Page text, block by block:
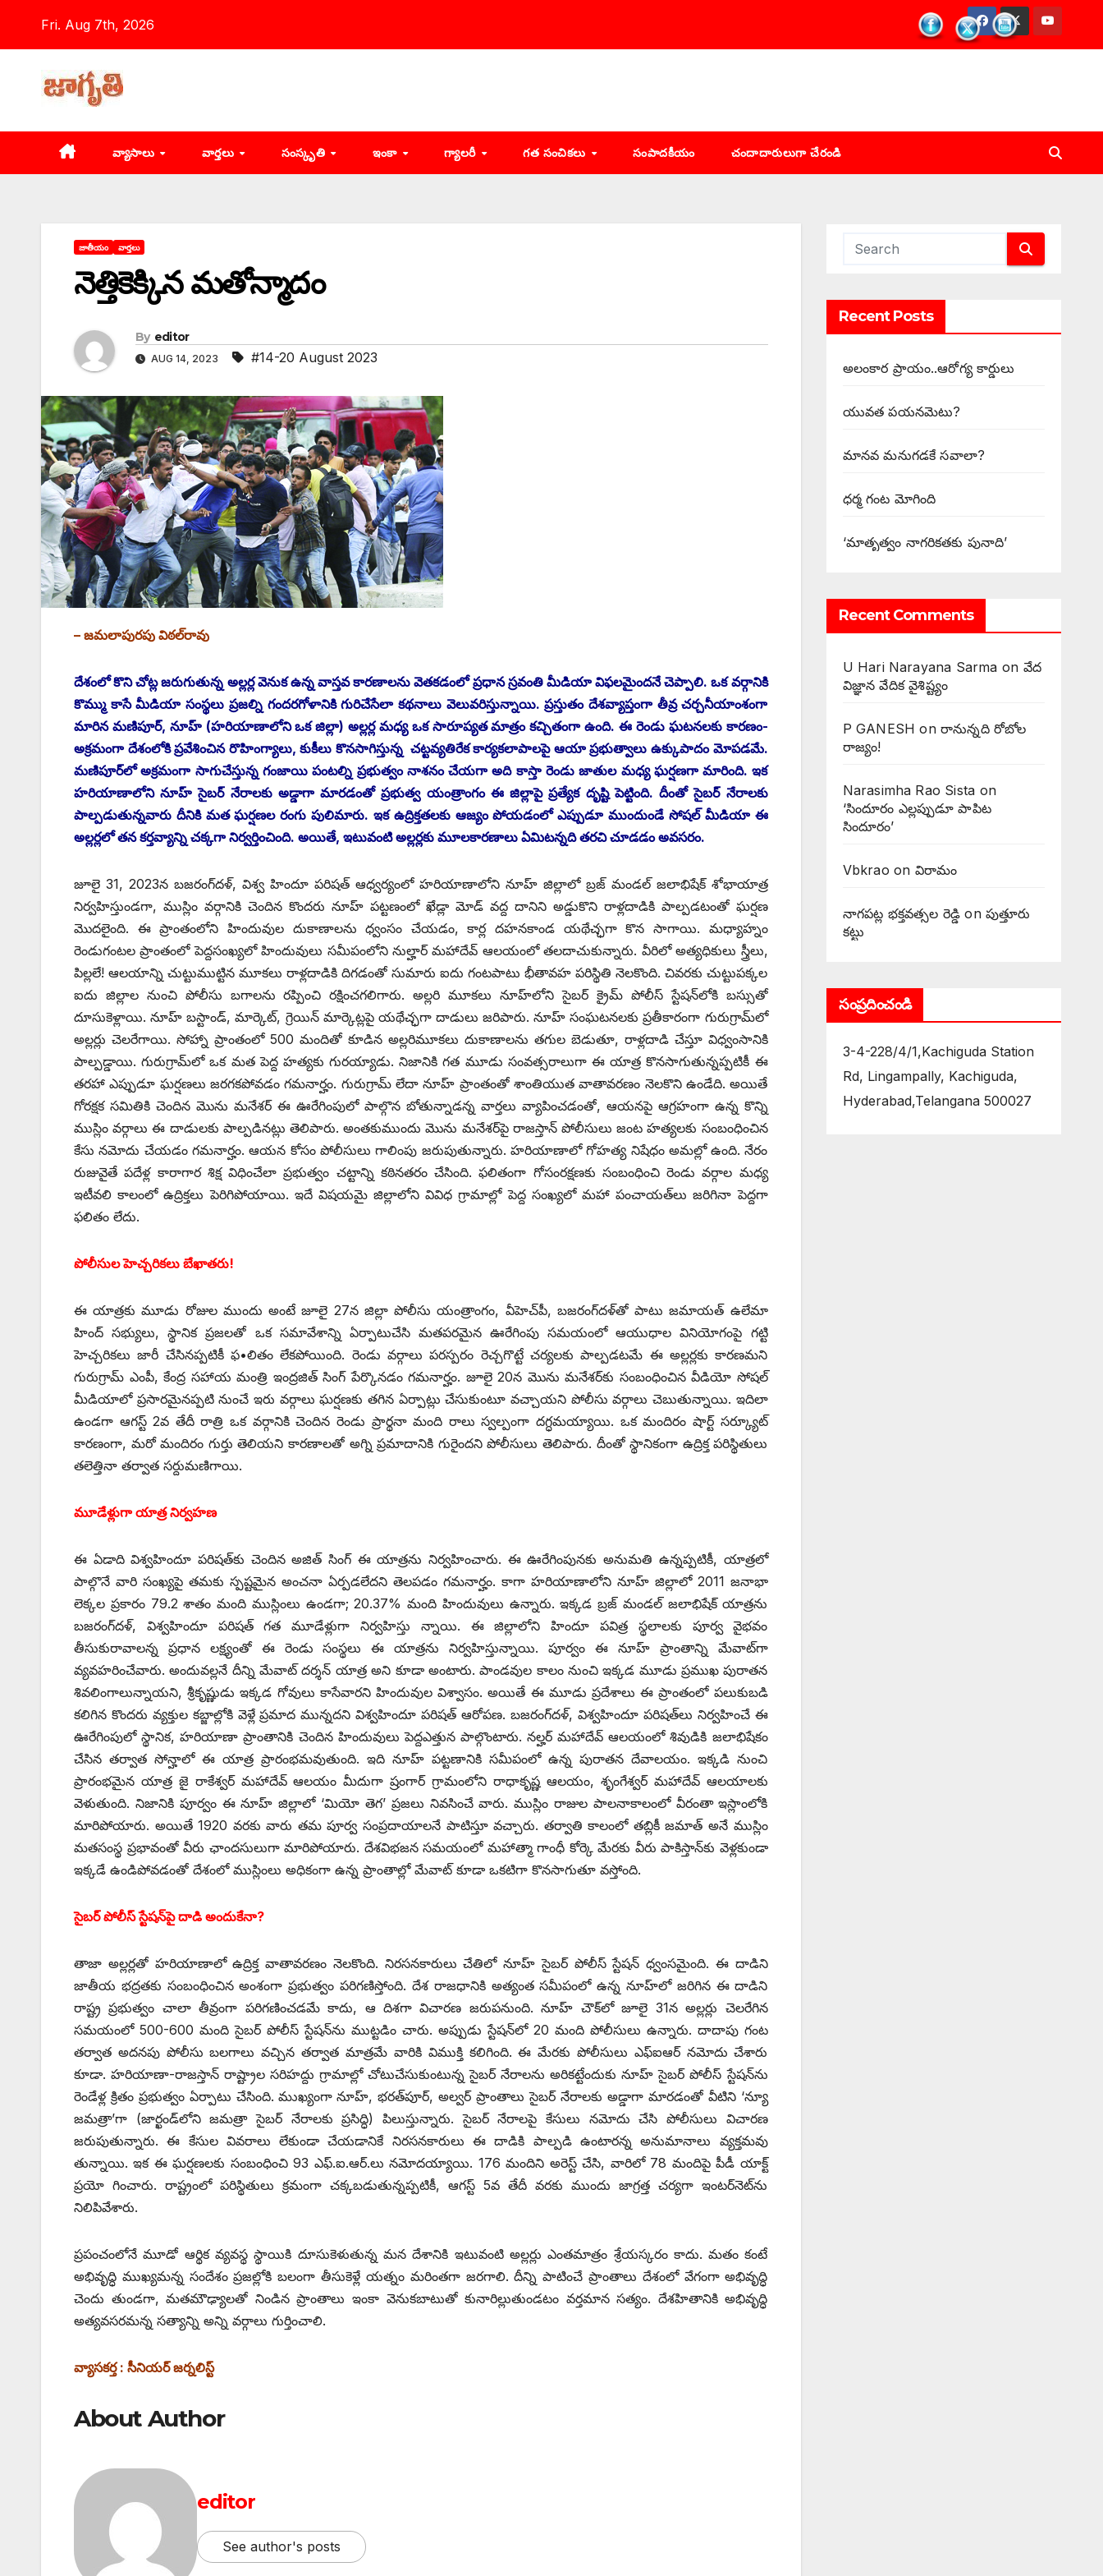
Fri. Aug 7th, 2026
వ్యాసాలు వార్తలు సంస్కృతి ఇంకా గ్యాలరీ గత సంచికలు సంపాదకీయం చందాదారులుగా చేరండి
జాతీయం వార్తలు
నెత్తికెక్కిన మతోన్మాదం
By editor
AUG 14, 2023 #14-20 August 2023
– జమలాపురపు విఠల్‌రావు
దేశంలో కొని చోట్ల జరుగుతున్న అల్లర్ల వెనుక ఉన్న వాస్తవ కారణాలను వెతకడంలో ప్రధాన స్రవంతి మీడియా విఫలమైందనే చెప్పాలి. ఒక వర్గానికి
కొమ్ము కాసే మీడియా సంస్థలు ప్రజల్ని గందరగోళానికి గురిచేసేలా కథనాలు వెలువరిస్తున్నాయి. ప్రస్తుతం దేశవ్యాప్తంగా తీవ్ర చర్చనీయాంశంగా
మారిన మణిపూర్‌, ‌నూహ్‌ (‌హరియాణాలోని ఒక జిల్లా) అల్లర్ల మధ్య ఒక సారూప్యత మాత్రం కచ్చితంగా ఉంది. ఈ రెండు ఘటనలకు కారణం-
అక్రమంగా దేశంలోకి ప్రవేశించిన రొహింగ్యాలు, కుకీలు కొనసాగిస్తున్న చట్టవ్యతిరేక కార్యకలాపాలపై ఆయా ప్రభుత్వాలు ఉక్కుపాదం మోపడమే.
మణిపూర్‌లో అక్రమంగా సాగుచేస్తున్న గంజాయి పంటల్ని ప్రభుత్వం నాశనం చేయగా అది కాస్తా రెండు జాతుల మధ్య ఘర్షణగా మారింది. ఇక
హరియాణాలోని నూహ్‌ ‌సైబర్‌ ‌నేరాలకు అడ్డాగా మారడంతో ప్రభుత్వ యంత్రాంగం ఈ జిల్లాపై ప్రత్యేక దృష్టి పెట్టింది. దీంతో సైబర్‌ ‌నేరాలకు
పాల్పడుతున్నవారు దీనికి మత ఘర్షణల రంగు పులిమారు. ఇక ఉద్రిక్తతలకు ఆజ్యం పోయడంలో ఎప్పుడూ ముందుండే సోషల్‌ ‌మీడియా ఈ
అల్లర్లలో తన కర్తవ్యాన్ని చక్కగా నిర్వర్తించింది. అయితే, ఇటువంటి అల్లర్లకు మూలకారణాలు ఏమిటన్నది తరచి చూడడం అవసరం.
జూలై 31, 2023న బజరంగ్‌దళ్‌, ‌విశ్వ హిందూ పరిషత్‌ ఆధ్వర్యంలో హరియాణాలోని నూహ్‌ ‌జిల్లాలో బ్రజ్‌ ‌మండల్‌ ‌జలాభిషేక్‌ ‌శోభాయాత్ర
నిర్వహిస్తుండగా, ముస్లిం వర్గానికి చెందిన కొందరు నూహ్‌ ‌పట్టణంలో ఖేడ్లా మోడ్‌ ‌వద్ద దానిని అడ్డుకొని రాళ్లదాడికి పాల్పడటంతో ఘర్షణ
మొదలైంది. ఈ ప్రాంతంలోని హిందువుల దుకాణాలను ధ్వంసం చేయడం, కార్ల దహనకాండ యథేచ్ఛగా కొన సాగాయి. మధ్యాహ్నం
రెండుగంటల ప్రాంతంలో పెద్దసంఖ్యలో హిందువులు సమీపంలోని నుల్హార్‌ ‌మహాదేవ్‌ ఆలయంలో తలదాచుకున్నారు. వీరిలో అత్యధికులు స్త్రీలు,
పిల్లలే! ఆలయాన్ని చుట్టుముట్టిన మూకలు రాళ్లదాడికి దిగడంతో సుమారు ఐదు గంటపాటు భీతావహ పరిస్థితి నెలకొంది. చివరకు చుట్టుపక్కల
ఐదు జిల్లాల నుంచి పోలీసు బగాలను రప్పించి రక్షించగలిగారు. అల్లరి మూకలు నూహ్‌లోని సైబర్‌ ‌క్రైమ్‌ ‌పోలీస్‌ ‌స్టేషన్‌లోకి బస్సుతో
దూసుకెళ్లాయి. నూహ్‌ ‌బస్టాండ్‌, ‌మార్కెట్‌, ‌గ్రెయిన్‌ ‌మార్కెట్లపై యథేచ్ఛగా దాడులు జరిపారు. నూహ్‌ ‌సంఘటనలకు ప్రతీకారంగా గురుగ్రామ్‌లో
అల్లర్లు చెలరేగాయి. సోహ్నా ప్రాంతంలో 500 మందితో కూడిన అల్లరిమూకలు దుకాణాలను తగుల బెడుతూ, రాళ్లదాడి చేస్తూ విధ్వంసానికి
పాల్పడ్డాయి. గురుగ్రామ్‌లో ఒక మత పెద్ద హత్యకు గురయ్యాడు. నిజానికి గత మూడు సంవత్సరాలుగా ఈ యాత్ర కొనసాగుతున్నప్పటికీ ఈ
తరహా ఎప్పుడూ ఘర్షణలు జరగకపోవడం గమనార్హం. గురుగ్రామ్‌ ‌లేదా నూహ్‌ ‌ప్రాంతంతో శాంతియుత వాతావరణం నెలకొని ఉండేది. అయితే
గోరక్షక సమితికి చెందిన మొను మనేశర్‌ ఈ ఊరేగింపులో పాల్గొన బోతున్నాడన్న వార్తలు వ్యాపించడంతో, ఆయనపై ఆగ్రహంగా ఉన్న కొన్ని
ముస్లిం వర్గాలు ఈ దాడులకు పాల్పడినట్లు తెలిపారు. అంతకుముందు మొను మనేశర్‌పై రాజస్తాన్‌ ‌పోలీసులు జంట హత్యలకు సంబంధించిన
కేసు నమోదు చేయడం గమనార్హం. ఆయన కోసం పోలీసులు గాలింపు జరుపుతున్నారు. హరియాణాలో గోహత్య నిషేధం అమల్లో ఉంది. నేరం
రుజువైతే పదేళ్ల కారాగార శిక్ష విధించేలా ప్రభుత్వం చట్టాన్ని కఠినతరం చేసింది. ఫలితంగా గోసంరక్షణకు సంబంధించి రెండు వర్గాల మధ్య
ఇటీవలి కాలంలో ఉద్రిక్తలు పెరిగిపోయాయి. ఇదే విషయమై జిల్లాలోని వివిధ గ్రామాల్లో పెద్ద సంఖ్యలో మహా పంచాయత్‌లు జరిగినా పెద్దగా
ఫలితం లేదు.
పోలీసుల హెచ్చరికలు బేఖాతరు!
ఈ యాత్రకు మూడు రోజుల ముందు అంటే జూలై 27న జిల్లా పోలీసు యంత్రాంగం, వీహెచ్‌పీ, బజరంగ్‌దళ్‌తో పాటు జమాయత్‌ ఉలేమా
హింద్‌ ‌సభ్యులు, స్థానిక ప్రజలతో ఒక సమావేశాన్ని ఏర్పాటుచేసి మతపరమైన ఊరేగింపు సమయంలో ఆయుధాల వినియోగంపై గట్టి
హెచ్చరికలు జారీ చేసినప్పటికీ ఫ•లితం లేకపోయింది. రెండు వర్గాలు పరస్పరం రెచ్చగొట్టే చర్యలకు పాల్పడటమే ఈ అల్లర్లకు కారణమని
గురుగ్రామ్‌ ఎం‌పీ, కేంద్ర సహాయ మంత్రి ఇంద్రజిత్‌ ‌సింగ్‌ ‌పేర్కొనడం గమనార్హం. జూలై 20న మొను మనేశర్‌కు సంబంధించిన వీడియో సోషల్‌
‌మీడియాలో ప్రసారమైనప్పటి నుంచే ఇరు వర్గాలు ఘర్షణకు తగిన ఏర్పాట్లు చేసుకుంటూ వచ్చాయని పోలీసు వర్గాలు చెబుతున్నాయి. ఇదిలా
ఉండగా ఆగస్ట్ 2‌వ తేదీ రాత్రి ఒక వర్గానికి చెందిన రెండు ప్రార్థనా మంది రాలు స్వల్పంగా దగ్ధమయ్యాయి. ఒక మందిరం షార్ట్ ‌సర్క్యూట్‌
‌కారణంగా, మరో మందిరం గుర్తు తెలియని కారణాలతో అగ్ని ప్రమాదానికి గురైందని పోలీసులు తెలిపారు. దీంతో స్థానికంగా ఉద్రిక్త పరిస్థితులు
తలెత్తినా తర్వాత సర్దుమణిగాయి.
మూడేళ్లుగా యాత్ర నిర్వహణ
ఈ ఏడాది విశ్వహిందూ పరిషత్‌కు చెందిన అజిత్‌ ‌సింగ్‌ ఈ ‌యాత్రను నిర్వహించారు. ఈ ఊరేగింపునకు అనుమతి ఉన్నప్పటికీ, యాత్రలో
పాల్గొనే వారి సంఖ్యపై తమకు స్పష్టమైన అంచనా ఏర్పడలేదని తెలపడం గమనార్హం. కాగా హరియాణాలోని నూహ్‌ ‌జిల్లాలో 2011 జనాభా
లెక్కల ప్రకారం 79.2 శాతం మంది ముస్లింలు ఉండగా; 20.37% మంది హిందువులు ఉన్నారు. ఇక్కడ బ్రజ్‌ ‌మండల్‌ ‌జలాభిషేక్‌ ‌యాత్రను
బజరంగ్‌దళ్‌, ‌విశ్వహిందూ పరిషత్‌ ‌గత మూడేళ్లుగా నిర్వహిస్తు న్నాయి. ఈ జిల్లాలోని హిందూ పవిత్ర స్థలాలకు పూర్వ వైభవం
తీసుకురావాలన్న ప్రధాన లక్ష్యంతో ఈ రెండు సంస్థలు ఈ యాత్రను నిర్వహిస్తున్నాయి. పూర్వం ఈ నూహ్‌ ‌ప్రాంతాన్ని మేవాట్‌గా
వ్యవహరించేవారు. అందువల్లనే దీన్ని మేవాట్‌ ‌దర్శన్‌ ‌యాత్ర అని కూడా అంటారు. పాండవుల కాలం నుంచి ఇక్కడ మూడు ప్రముఖ పురాతన
శివలింగాలున్నాయని, శ్రీకృష్ణుడు ఇక్కడ గోవులు కాసేవారని హిందువుల విశ్వాసం. అయితే ఈ మూడు ప్రదేశాలు ఈ ప్రాంతంలో పలుకుబడి
కలిగిన కొందరు వ్యక్తుల కబ్జాల్లోకి వెళ్లే ప్రమాద మున్నదని విశ్వహిందూ పరిషత్‌ ఆరోపణ. బజరంగ్‌దళ్‌, ‌విశ్వహిందూ పరిషత్‌లు నిర్వహించే ఈ
ఊరేగింపులో స్థానిక, హరియాణా ప్రాంతానికి చెందిన హిందువులు పెద్దఎత్తున పాల్గొంటారు. నల్హర్‌ ‌మహాదేవ్‌ ఆలయంలో శివుడికి జలాభిషేకం
చేసిన తర్వాత సోన్హాలో ఈ యాత్ర ప్రారంభమవుతుంది. ఇది నూహ్‌ ‌పట్టణానికి సమీపంలో ఉన్న పురాతన దేవాలయం. ఇక్కడి నుంచి
ప్రారంభమైన యాత్ర జై రాకేశ్వర్‌ ‌మహాదేవ్‌ ఆలయం మీదుగా ష్రంగార్‌ ‌గ్రామంలోని రాధాకృష్ణ ఆలయం, శృంగేశ్వర్‌ ‌మహాదేవ్‌ ఆలయాలకు
వెళుతుంది. నిజానికి పూర్వం ఈ నూహ్‌ ‌జిల్లాలో ‘మియో తెగ’ ప్రజలు నివసించే వారు. ముస్లిం రాజుల పాలనాకాలంలో వీరంతా ఇస్లాంలోకి
మారిపోయారు. అయితే 1920 వరకు వారు తమ పూర్వ సంప్రదాయాలనే పాటిస్తూ వచ్చారు. తర్వాతి కాలంలో తబ్లికీ జమాత్‌ అనే ముస్లిం
మతసంస్థ ప్రభావంతో వీరు ఛాందసులుగా మారిపోయారు. దేశవిభజన సమయంలో మహాత్మా గాంధీ కోర్కె మేరకు వీరు పాకిస్తాన్‌కు వెళ్లకుండా
ఇక్కడే ఉండిపోవడంతో దేశంలో ముస్లింలు అధికంగా ఉన్న ప్రాంతాల్లో మేవాట్‌ ‌కూడా ఒకటిగా కొనసాగుతూ వస్తోంది.
సైబర్‌ ‌పోలీస్‌ ‌స్టేషన్‌పై దాడి అందుకేనా?
తాజా అల్లర్లతో హరియాణాలో ఉద్రిక్త వాతావరణం నెలకొంది. నిరసనకారులు చేతిలో నూహ్‌ ‌సైబర్‌ ‌పోలీస్‌ ‌స్టేషన్‌ ‌ధ్వంసమైంది. ఈ దాడిని
జాతీయ భద్రతకు సంబంధించిన అంశంగా ప్రభుత్వం పరిగణిస్తోంది. దేశ రాజధానికి అత్యంత సమీపంలో ఉన్న నూహ్‌లో జరిగిన ఈ దాడిని
రాష్ట్ర ప్రభుత్వం చాలా తీవ్రంగా పరిగణించడమే కాదు, ఆ దిశగా విచారణ జరుపనుంది. నూహ్‌ ‌చౌక్‌లో జూలై 31న అల్లర్లు చెలరేగిన
సమయంలో 500-600 మంది సైబర్‌ ‌పోలీస్‌ ‌స్టేషన్‌ను ముట్టడిం చారు. అప్పుడు స్టేషన్‌లో 20 మంది పోలీసులు ఉన్నారు. దాదాపు గంట
తర్వాత అదనపు పోలీసు బలగాలు వచ్చిన తర్వాత మాత్రమే వారికి విముక్తి కలిగింది. ఈ మేరకు పోలీసులు ఎఫ్‌ఐఆర్‌ ‌నమోదు చేశారు
కూడా. హరియాణా-రాజస్తాన్‌ ‌రాష్ట్రాల సరిహద్దు గ్రామాల్లో చోటుచేసుకుంటున్న సైబర్‌ ‌నేరాలను అరికట్టేందుకు నూహ్‌ ‌సైబర్‌ ‌పోలీస్‌ ‌స్టేషన్‌ను
రెండేళ్ల క్రితం ప్రభుత్వం ఏర్పాటు చేసింది. ముఖ్యంగా నూహ్‌, ‌భరత్‌పూర్‌, అల్వర్‌ ‌ప్రాంతాలు సైబర్‌ ‌నేరాలకు అడ్డాగా మారడంతో వీటిని ‘న్యూ
జమత్రా’గా (జార్ఖండ్‌లోని జమత్రా సైబర్‌ ‌నేరాలకు ప్రసిద్ధి) పిలుస్తున్నారు. సైబర్‌ ‌నేరాలపై కేసులు నమోదు చేసి పోలీసులు విచారణ
జరుపుతున్నారు. ఈ కేసుల వివరాలు లేకుండా చేయడానికే నిరసనకారులు ఈ దాడికి పాల్పడి ఉంటారన్న అనుమానాలు వ్యక్తమవు
తున్నాయి. ఇక ఈ ఘర్షణలకు సంబంధించి 93 ఎఫ్‌.ఐ.ఆర్‌.‌లు నమోదయ్యాయి. 176 మందిని అరెస్ట్ ‌చేసి, వారిలో 78 మందిపై పీడీ యాక్ట్
‌ప్రయో గించారు. రాష్ట్రంలో పరిస్థితులు క్రమంగా చక్కబడుతున్నప్పటికీ, ఆగస్ట్ 5‌వ తేదీ వరకు ముందు జాగ్రత్త చర్యగా ఇంటర్‌నెట్‌ను
నిలిపివేశారు.
ప్రపంచంలోనే మూడో ఆర్థిక వ్యవస్థ స్థాయికి దూసుకెళుతున్న మన దేశానికి ఇటువంటి అల్లర్లు ఎంతమాత్రం శ్రేయస్కరం కాదు. మతం కంటే
అభివృద్ధి ముఖ్యమన్న సందేశం ప్రజల్లోకి బలంగా తీసుకెళ్లే యత్నం మరింతగా జరగాలి. దీన్ని పాటించే ప్రాంతాలు దేశంలో వేగంగా అభివృద్ధి
చెందు తుండగా, మతమౌఢ్యాలతో నిండిన ప్రాంతాలు ఇంకా వెనుకబాటుతో కునారిల్లుతుండటం వర్తమాన సత్యం. దేశహితానికి అభివృద్ధి
అత్యవసరమన్న సత్యాన్ని అన్ని వర్గాలు గుర్తించాలి.
వ్యాసకర్త : సీనియర్‌ ‌జర్నలిస్ట్
About Author
editor
See author's posts
Recent Posts
అలంకార ప్రాయం..ఆరోగ్య కార్డులు
యువత పయనమెటు?
మానవ మనుగడకే సవాలా?
ధర్మ గంట మోగింది
‘మాతృత్వం నాగరికతకు పునాది’
Recent Comments
U Hari Narayana Sarma on వేద
విజ్ఞాన వేదిక వైశిష్ట్యం
P GANESH on ‌రానున్నది రోబోల
రాజ్యం!
Narasimha Rao Sista on
‘సిందూరం ఎల్లప్పుడూ పాపిట
సిందూరం’
Vbkrao on విరామం
నాగపట్ల భక్తవత్సల రెడ్డి on పుత్తూరు
కట్టు
సంప్రదించండి
3-4-228/4/1,Kachiguda Station
Rd, Lingampally, Kachiguda,
Hyderabad,Telangana 500027